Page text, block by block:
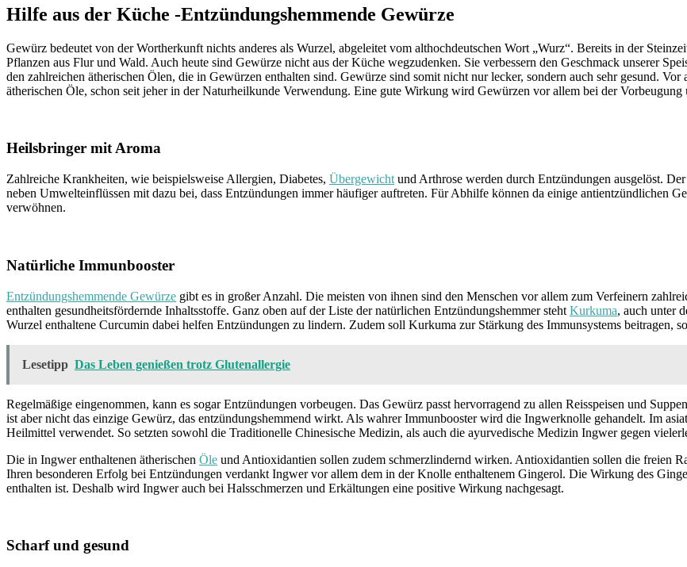
Hilfe aus der Küche -Entzündungshemmende Gewürze
Gewürz bedeutet von der Wortherkunft nichts anderes als Wurzel, abgeleitet vom althochdeutschen Wort „Wurz“. Bereits in der
Pflanzen aus Flur und Wald. Auch heute sind Gewürze nicht aus der Küche wegzudenken. Sie verbessern den Geschmack unserer
den zahlreichen ätherischen Ölen, die in Gewürzen enthalten sind. Gewürze sind somit nicht nur lecker, sondern auch sehr gesund.
ätherischen Öle, schon seit jeher in der Naturheilkunde Verwendung. Eine gute Wirkung wird Gewürzen vor allem bei der
Heilsbringer mit Aroma
Zahlreiche Krankheiten, wie beispielsweise Allergien, Diabetes, Übergewicht und Arthrose werden durch Entzündungen ausgelöst.
neben Umwelteinflüssen mit dazu bei, dass Entzündungen immer häufiger auftreten. Für Abhilfe können da einige antientzündlichen
verwöhnen.
Natürliche Immunbooster
Entzündungshemmende Gewürze gibt es in großer Anzahl. Die meisten von ihnen sind den Menschen vor allem zum Verfeinern
enthalten gesundheitsfördernde Inhaltsstoffe. Ganz oben auf der Liste der natürlichen Entzündungshemmer steht Kurkuma, auch unter
Wurzel enthaltene Curcumin dabei helfen Entzündungen zu lindern. Zudem soll Kurkuma zur Stärkung des Immunsystems beitragen,
Lesetipp Das Leben genießen trotz Glutenallergie
Regelmäßige eingenommen, kann es sogar Entzündungen vorbeugen. Das Gewürz passt hervorragend zu allen Reisspeisen und
ist aber nicht das einzige Gewürz, das entzündungshemmend wirkt. Als wahrer Immunbooster wird die Ingwerknolle gehandelt. Im
Heilmittel verwendet. So setzten sowohl die Traditionelle Chinesische Medizin, als auch die ayurvedische Medizin Ingwer gegen
Die in Ingwer enthaltenen ätherischen Öle und Antioxidantien sollen zudem schmerzlindernd wirken. Antioxidantien sollen die freien
Ihren besonderen Erfolg bei Entzündungen verdankt Ingwer vor allem dem in der Knolle enthaltenem Gingerol. Die Wirkung des
enthalten ist. Deshalb wird Ingwer auch bei Halsschmerzen und Erkältungen eine positive Wirkung nachgesagt.
Scharf und gesund